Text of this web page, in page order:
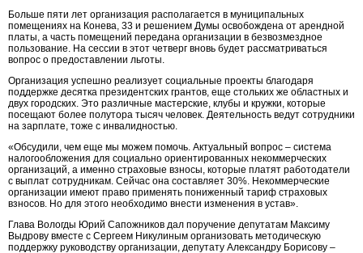
Больше пяти лет организация располагается в муниципальных
помещениях на Конева, 33 и решением Думы освобождена от арендной
платы, а часть помещений передана организации в безвозмездное
пользование. На сессии в этот четверг вновь будет рассматриваться
вопрос о предоставлении льготы.
Организация успешно реализует социальные проекты благодаря
поддержке десятка президентских грантов, еще стольких же областных и
двух городских. Это различные мастерские, клубы и кружки, которые
посещают более полутора тысяч человек. Деятельность ведут сотрудники
на зарплате, тоже с инвалидностью.
«Обсудили, чем еще мы можем помочь. Актуальный вопрос – система
налогообложения для социально ориентированных некоммерческих
организаций, а именно страховые взносы, которые платят работодатели
с выплат сотрудникам. Сейчас она составляет 30%. Некоммерческие
организации имеют право применять пониженный тариф страховых
взносов. Но для этого необходимо внести изменения в устав».
Глава Вологды Юрий Сапожников дал поручение депутатам Максиму
Выдрову вместе с Сергеем Никулиным организовать методическую
поддержку руководству организации, депутату Александру Борисову –